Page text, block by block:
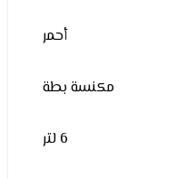
أحمر
مكنسة بطة
6 لتر